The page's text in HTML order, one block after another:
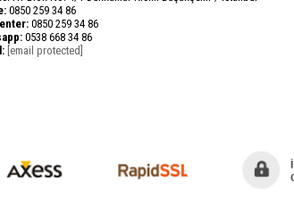
0850 259 34 86
0850 259 34 86
0538 668 34 86
[email protected]